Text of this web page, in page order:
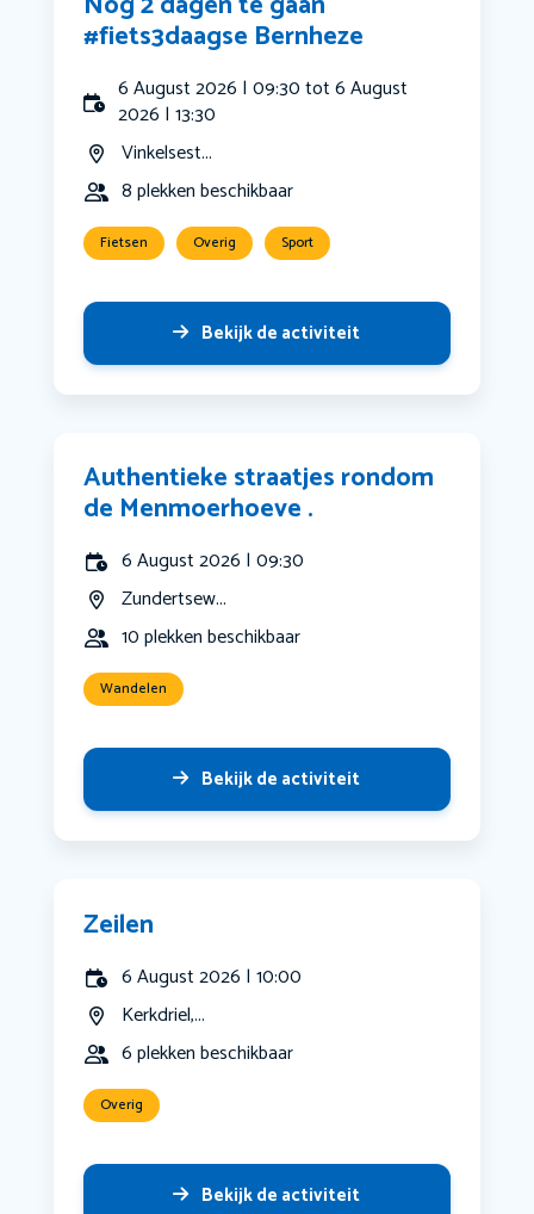
#fiets3daagse Bernheze
6 August 2026 | 09:30 tot 6 August
2026 | 13:30
Vinkelsest...
8 plekken beschikbaar
Fietsen Overig Sport
Bekijk de activiteit
Authentieke straatjes rondom
de Menmoerhoeve .
6 August 2026 | 09:30
Zundertsew...
10 plekken beschikbaar
Wandelen
Bekijk de activiteit
Zeilen
6 August 2026 | 10:00
Kerkdriel,...
6 plekken beschikbaar
Overig
Bekijk de activiteit